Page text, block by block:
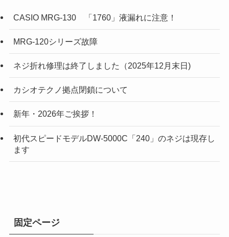
CASIO MRG-130 「1760」液漏れに注意！
MRG-120シリーズ故障
ネジ折れ修理は終了しました（2025年12月末日)
カシオテクノ拠点閉鎖について
新年・2026年ご挨拶！
初代スピードモデルDW-5000C「240」のネジは現存し
ます
固定ページ